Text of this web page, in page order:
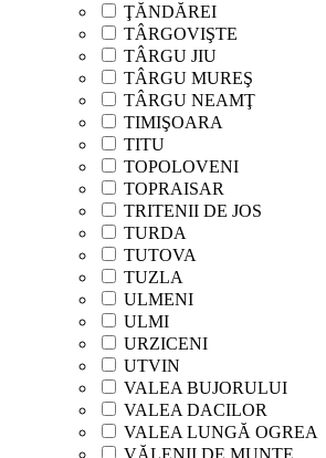
ŢĂNDĂREI
TÂRGOVIŞTE
TÂRGU JIU
TÂRGU MUREŞ
TÂRGU NEAMŢ
TIMIŞOARA
TITU
TOPOLOVENI
TOPRAISAR
TRITENII DE JOS
TURDA
TUTOVA
TUZLA
ULMENI
ULMI
URZICENI
UTVIN
VALEA BUJORULUI
VALEA DACILOR
VALEA LUNGĂ OGREA
VĂLENII DE MUNTE